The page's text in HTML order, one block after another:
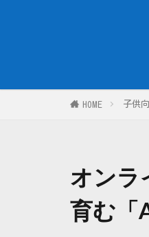
HOME 子供
オンラ
育む「